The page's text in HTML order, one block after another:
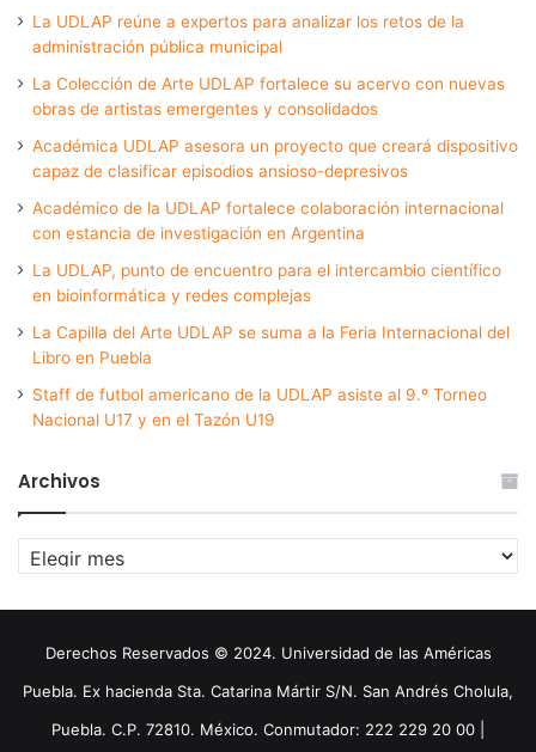
La UDLAP reúne a expertos para analizar los retos de la
administración pública municipal
La Colección de Arte UDLAP fortalece su acervo con nuevas
obras de artistas emergentes y consolidados
Académica UDLAP asesora un proyecto que creará dispositivo
capaz de clasificar episodios ansioso-depresivos
Académico de la UDLAP fortalece colaboración internacional
con estancia de investigación en Argentina
La UDLAP, punto de encuentro para el intercambio científico
en bioinformática y redes complejas
La Capilla del Arte UDLAP se suma a la Feria Internacional del
Libro en Puebla
Staff de futbol americano de la UDLAP asiste al 9.º Torneo
Nacional U17 y en el Tazón U19
Archivos
Archivos
Derechos Reservados © 2024. Universidad de las Américas
Puebla. Ex hacienda Sta. Catarina Mártir S/N. San Andrés Cholula,
Puebla. C.P. 72810. México. Conmutador: 222 229 20 00 |